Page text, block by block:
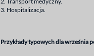
3. Hospitalizacja.
Przykłady typowych dla września